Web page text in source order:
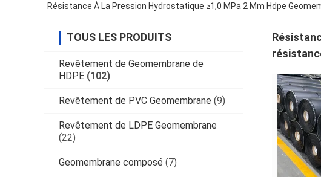
Résistance À La Pression Hydrostatique ≥1,0 MPa 2 Mm Hdpe
TOUS LES PRODUITS
Revêtement de Geomembrane de
HDPE (102)
Revêtement de PVC Geomembrane (9)
Revêtement de LDPE Geomembrane
(22)
Geomembrane composé (7)